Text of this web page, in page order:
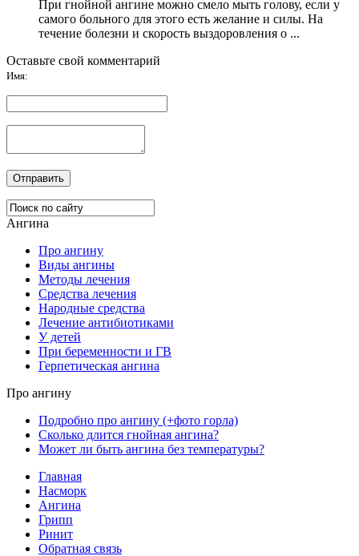
При гнойной ангине можно смело мыть голову, если у
самого больного для этого есть желание и силы. На
течение болезни и скорость выздоровления о ...
Оставьте свой комментарий
Имя:
Ангина
Про ангину
Виды ангины
Методы лечения
Средства лечения
Народные средства
Лечение антибиотиками
У детей
При беременности и ГВ
Герпетическая ангина
Про ангину
Подробно про ангину (+фото горла)
Сколько длится гнойная ангина?
Может ли быть ангина без температуры?
Главная
Насморк
Ангина
Грипп
Ринит
Обратная связь